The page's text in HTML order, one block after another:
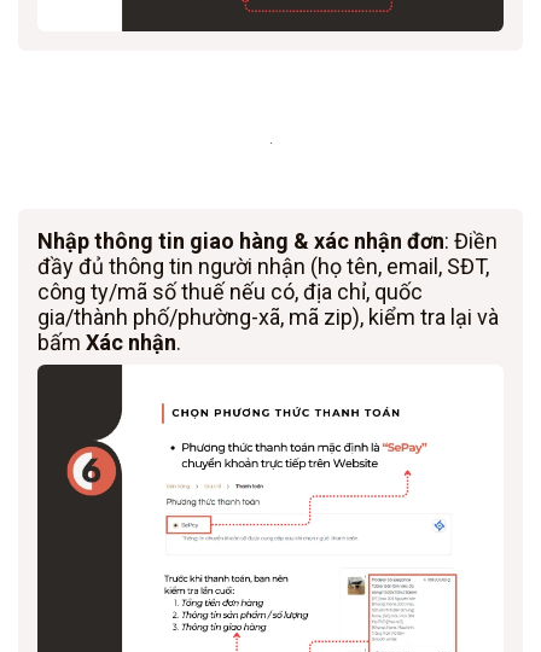
Nhập thông tin giao hàng & xác nhận đơn: Điền
đầy đủ thông tin người nhận (họ tên, email, SĐT,
công ty/mã số thuế nếu có, địa chỉ, quốc
gia/thành phố/phường-xã, mã zip), kiểm tra lại và
bấm Xác nhận.